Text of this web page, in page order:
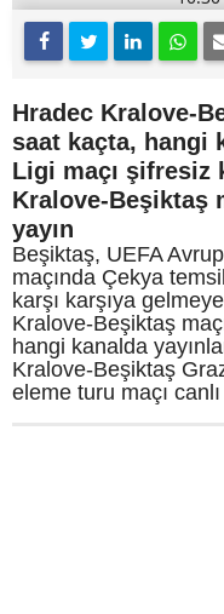
Hradec Kralove-
saat kaçta, hangi
Ligi maçı şifresiz
Kralove-Beşiktaş
yayın
Beşiktaş, UEFA
maçında Çekya
karşı karşıya
Kralove-Beşiktaş
hangi kanalda
Kralove-Beşiktaş
eleme turu maçı